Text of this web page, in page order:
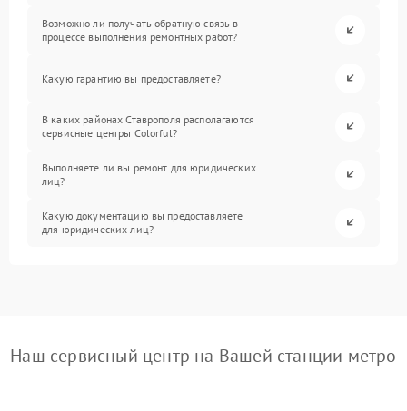
Возможно ли получать обратную связь в
процессе выполнения ремонтных работ?
Какую гарантию вы предоставляете?
В каких районах Ставрополя располагаются
сервисные центры Colorful?
Выполняете ли вы ремонт для юридических
лиц?
Какую документацию вы предоставляете
для юридических лиц?
Наш сервисный центр на Вашей станции метро